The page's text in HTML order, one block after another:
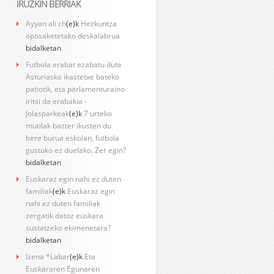
IRUZKIN BERRIAK
Ayyan ali ch(e)k Hezkuntza
oposaketetako deskalabrua
bidalketan
Futbola erabat ezabatu dute
Asturiasko ikastetxe bateko
patiotik, eta parlamenturaino
iritsi da erabakia -
Jolasparkeak(e)k7 urteko
mutilak bazter ikusten du
bere burua eskolan, futbola
gustuko ez duelako. Zer egin?
bidalketan
Euskaraz egin nahi ez duten
familiak(e)k Euskaraz egin
nahi ez duten familiak
zergatik datoz euskara
sustatzeko ekimenetara?
bidalketan
Izena *Labar(e)k Eta
Euskararen Egunaren